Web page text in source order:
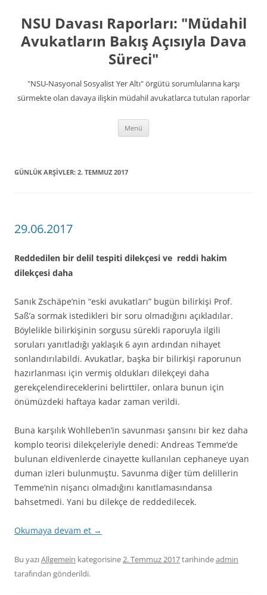
NSU Davası Raporları: "Müdahil
Avukatların Bakış Açısıyla Dava
Süreci"
"NSU-Nasyonal Sosyalist Yer Altı" örgütü sorumlularına karşı
sürmekte olan davaya ilişkin müdahil avukatlarca tutulan raporlar
Menü
GÜNLÜK ARŞIVLER: 2. TEMMUZ 2017
29.06.2017
Reddedilen bir delil tespiti dilekçesi ve reddi hakim
dilekçesi daha
Sanık Zschäpe’nin “eski avukatları” bugün bilirkişi Prof.
Saß’a sormak istedikleri bir soru olmadığını açıkladılar.
Böylelikle bilirkişinin sorgusu sürekli raporuyla ilgili
soruları yanıtladığı yaklaşık 6 ayın ardından nihayet
sonlandırılabildi. Avukatlar, başka bir bilirkişi raporunun
hazırlanması için vermiş oldukları dilekçeyi daha
gerekçelendireceklerini belirttiler, onlara bunun için
önümüzdeki haftaya kadar zaman verildi.
Buna karşılık Wohlleben’in savunması şansını bir kez daha
komplo teorisi dilekçeleriyle denedi: Andreas Temme’de
bulunan eldivenlerde cinayette kullanılan cephaneye uyan
duman izleri bulunmuştu. Savunma diğer tüm delillerin
Temme’nin nişancı olmadığını kanıtlamasındansa
bahsetmedi. Yani bu dilekçe de reddedilecek.
Okumaya devam et →
Bu yazıAllgemein kategorisine2. Temmuz 2017tarihindeadmin
tarafından gönderildi.